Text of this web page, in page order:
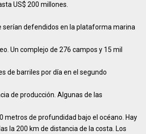
US$ 200 millones.
serían defendidos en la plataforma marina
Un complejo de 276 campos y 15 mil
de barriles por día en el segundo
de producción. Algunas de las
metros de profundidad bajo el océano. Hay
la 200 km de distancia de la costa. Los